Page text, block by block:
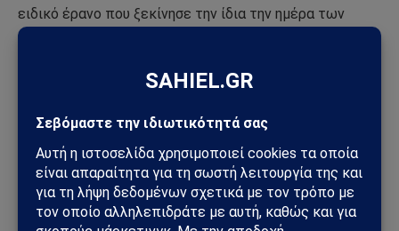
ειδικό έρανο που ξεκίνησε την ίδια την ημέρα των
ταραχών. Η οικογένεια του Εντ Λόουρι αναγκάστηκε να
που της προσέφερε ένα Γυμνάσιο της περιοχής από τα
Λόουρι έγιναν αργότερα δάσκαλοι στο Νότο. Στις 3
Φεβρουαρίου 1916, το Κογκρέσο αποφάσισε να δοθούν
40.000 δολάρια αποζημίωση στους Ελληνες-θύματα
των ταραχών από τα 288.130 που είχαν ζητήσει. Οσο